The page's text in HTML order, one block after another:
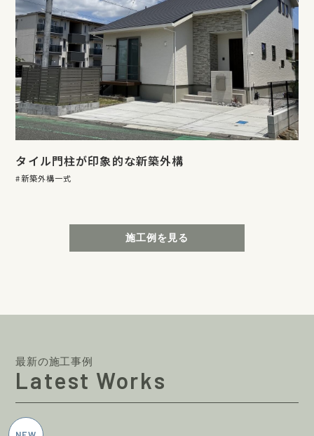
タイル門柱が印象的な新築外構
新築外構一式
施工例を見る
最新の施工事例
Latest Works